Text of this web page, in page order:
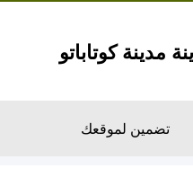
مدينة كوتاباتو
تضمين لموقعك